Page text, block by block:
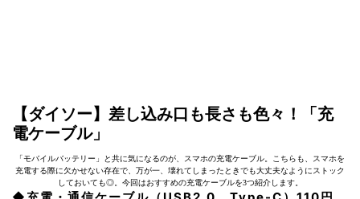
【ダイソー】差し込み口も長さも色々！「充
電ケーブル」
「モバイルバッテリー」と共に気になるのが、スマホの充電ケーブル。こちらも、スマホを
充電する際に欠かせない存在で、万が一、壊れてしまったときでも大丈夫なようにストック
しておいても◎。今回はおすすめの充電ケーブルを3つ紹介します。